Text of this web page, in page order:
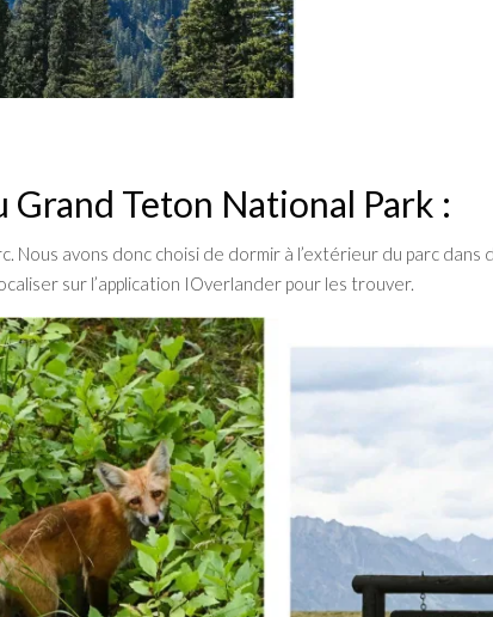
Grand Teton National Park :
Nous avons donc choisi de dormir à l’extérieur du parc dans
sur l’application IOverlander pour les trouver.